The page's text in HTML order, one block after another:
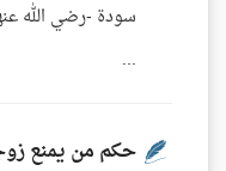
سودة -رضي الله
...
حكم من يمنع